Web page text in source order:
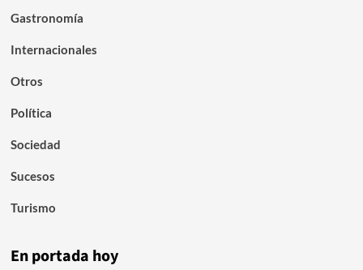
Gastronomía
Internacionales
Otros
Política
Sociedad
Sucesos
Turismo
En portada hoy